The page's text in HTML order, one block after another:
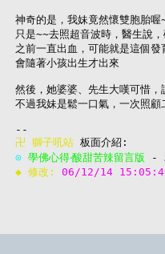
神奇的是，我妹竟然懷雙胞胎喔
只是~~去照超音波時，醫生說
之前一直出血，可能就是這個
會隨著小孩出生才出來
然後，她婆婆、先生大嘆可惜
不過我妹是鬆一口氣，一次照
卍 獅子吼站
⊙ 學佛心得‧酸甜苦辣留言版
◆ 修改: 06/12/14